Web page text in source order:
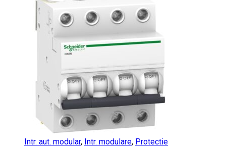
Intr. aut. modular, Intr. modulare, Protectie